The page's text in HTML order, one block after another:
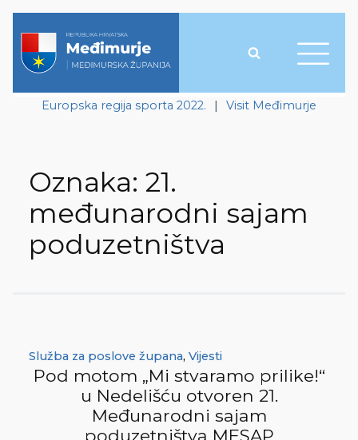
Europska regija sporta 2022. | Visit Međimurje
Oznaka: 21.
međunarodni sajam
poduzetništva
Služba za poslove župana, Vijesti
Pod motom „Mi stvaramo prilike!“
u Nedelišću otvoren 21.
Međunarodni sajam
poduzetništva MESAP